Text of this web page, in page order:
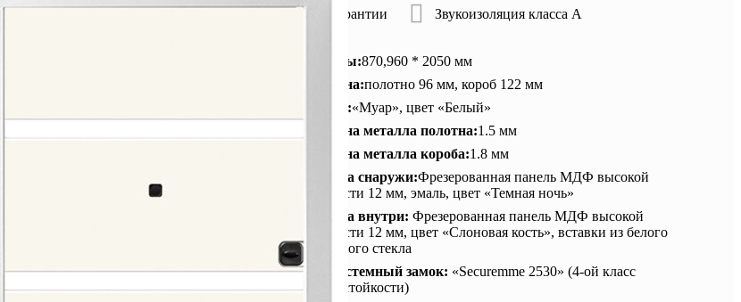
2 года гарантии Звукоизоляция класса А
Размеры:870,960 * 2050 мм
Толщина:полотно 96 мм, короб 122 мм
Краска:«Муар», цвет «Белый»
Толщина металла полотна:1.5 мм
Толщина металла короба:1.8 мм
Отделка снаружи:Фрезерованная панель МДФ высокой
плотности 12 мм, эмаль, цвет «Темная ночь»
Отделка внутри:Фрезерованная панель МДФ высокой
плотности 12 мм, цвет «Слоновая кость», вставки из белого
глянцевого стекла
Двухсистемный замок: «Securemme 2530» (4-ой класс
взломостойкости)